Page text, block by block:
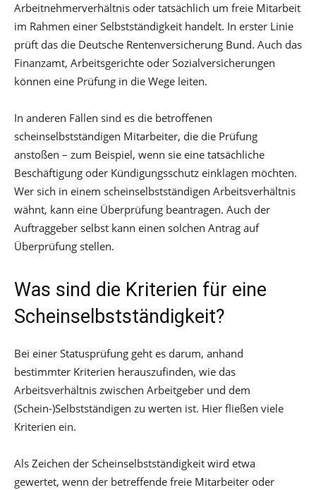
Arbeitnehmerverhältnis oder tatsächlich um freie Mitarbeit
im Rahmen einer Selbstständigkeit handelt. In erster Linie
prüft das die Deutsche Rentenversicherung Bund. Auch das
Finanzamt, Arbeitsgerichte oder Sozialversicherungen
können eine Prüfung in die Wege leiten.
In anderen Fällen sind es die betroffenen
scheinselbstständigen Mitarbeiter, die die Prüfung
anstoßen – zum Beispiel, wenn sie eine tatsächliche
Beschäftigung oder Kündigungsschutz einklagen möchten.
Wer sich in einem scheinselbstständigen Arbeitsverhältnis
wähnt, kann eine Überprüfung beantragen. Auch der
Auftraggeber selbst kann einen solchen Antrag auf
Überprüfung stellen.
Was sind die Kriterien für eine
Scheinselbstständigkeit?
Bei einer Statusprüfung geht es darum, anhand
bestimmter Kriterien herauszufinden, wie das
Arbeitsverhältnis zwischen Arbeitgeber und dem
(Schein-)Selbstständigen zu werten ist. Hier fließen viele
Kriterien ein.
Als Zeichen der Scheinselbstständigkeit wird etwa
gewertet, wenn der betreffende freie Mitarbeiter oder